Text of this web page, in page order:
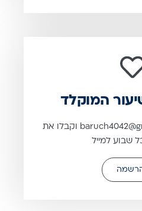
המוקלד
שלחו מייל ל-baruch4042@gmail.com וקבלו את
שבוע למייל